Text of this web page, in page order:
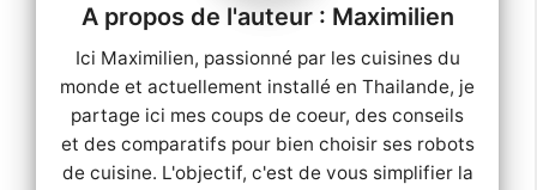
Maximilien
Ici Maximilien, passionné par les cuisines du
monde et actuellement installé en Thailande, je
partage ici mes coups de coeur, des conseils
et des comparatifs pour bien choisir ses robots
de cuisine. L'objectif, c'est de vous simplifier la